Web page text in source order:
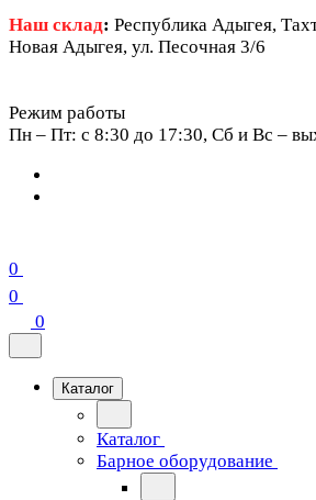
Наш склад: Республика Адыгея,
Новая Адыгея, ул. Песочная 3/6
Режим работы
Пн – Пт: c 8:30 до 17:30, Сб и Вс –
0
0
0
Каталог
Каталог
Барное оборудование